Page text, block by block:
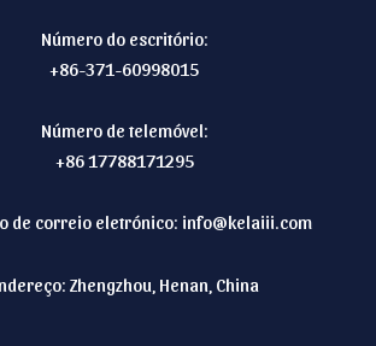
Número do escritório:
+86-371-60998015
Número de telemóvel:
+86 17788171295
de correio eletrónico: info@kelaiii.com
Zhengzhou, Henan, China